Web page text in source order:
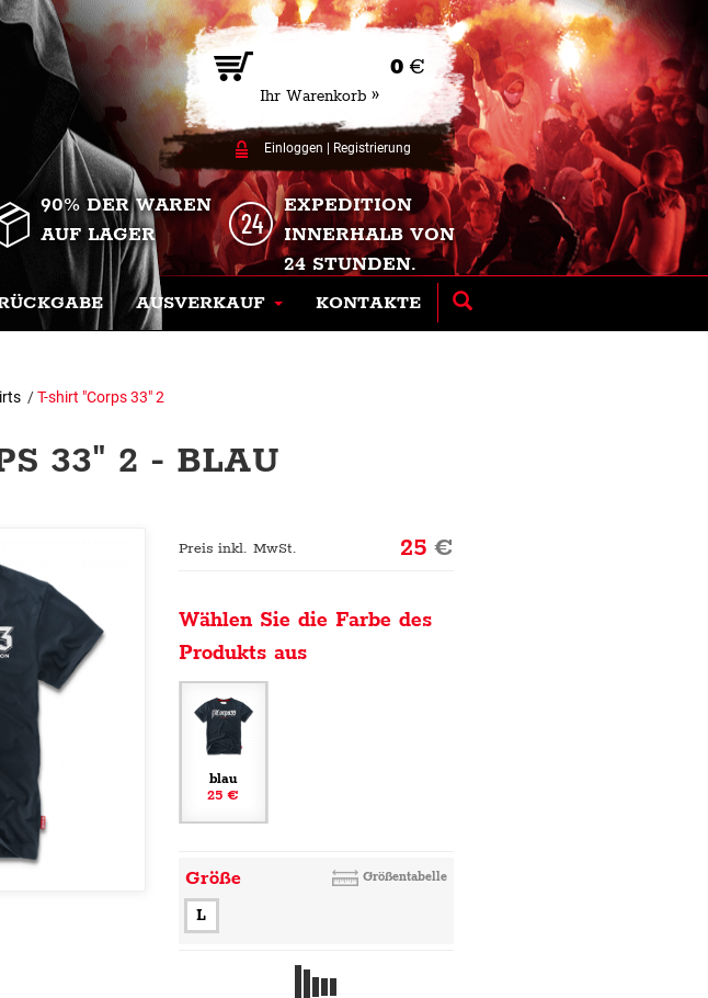
0 €
Ihr Warenkorb »
Einloggen Registrierung
90% DER WAREN
AUF LAGER
EXPEDITION
INNERHALB VON
24 STUNDEN.
AUSVERKAUF KONTAKTE
/T-shirt "Corps 33" 2
33" 2 - BLAU
Preis inkl. MwSt. 25€
Wählen Sie die Farbe des
Produkts aus
blau
25 €
Größe Größentabelle
L